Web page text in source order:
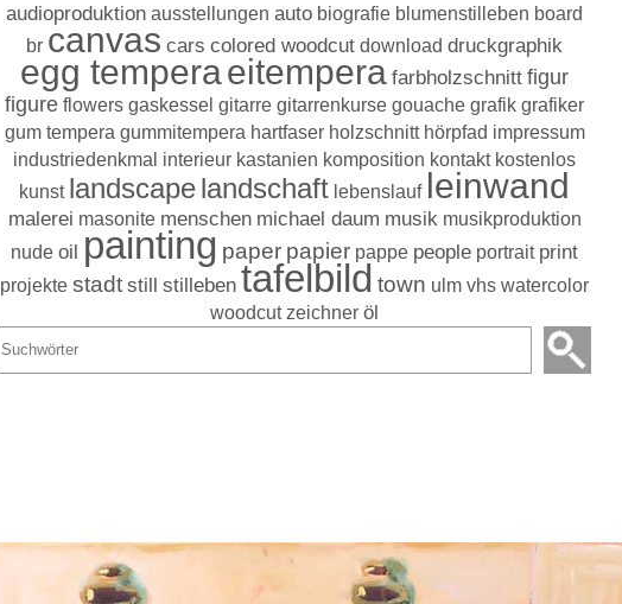
audioproduktion ausstellungen auto biografie blumenstilleben board
br canvas cars colored woodcut download druckgraphik
egg temperaeitempera farbholzschnitt figur
figure flowers gaskessel gitarre gitarrenkurse gouache grafik grafiker
gum tempera gummitempera hartfaser holzschnitt hörpfad impressum
industriedenkmal interieur kastanien komposition kontakt kostenlos
kunst landscapelandschaft lebenslauf leinwand
malerei masonite menschen michael daum musik musikproduktion
nude oil painting paper papier pappe people portrait print
projekte stadt still stilleben tafelbild town ulm vhs watercolor
woodcut zeichner öl